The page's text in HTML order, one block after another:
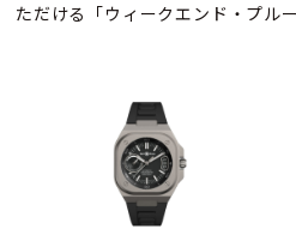
ただける「ウィークエンド・プル